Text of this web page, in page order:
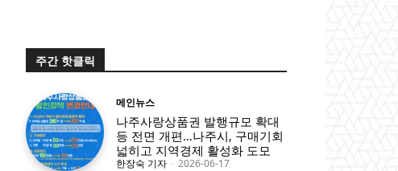
주간 핫클릭
메인뉴스
나주사랑상품권 발행규모 확대
등 전면 개편…나주시, 구매기회
넓히고 지역경제 활성화 도모
한장숙 기자 - 2026-06-17